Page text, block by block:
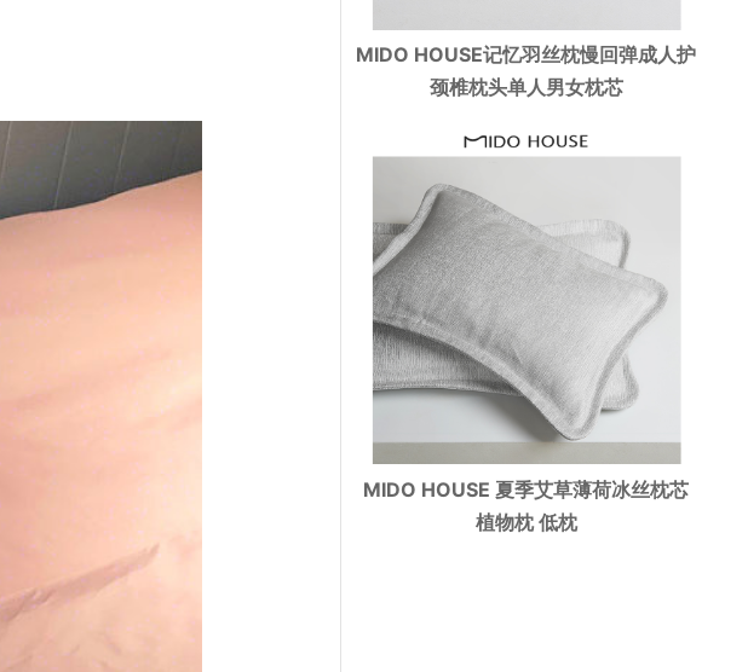
MIDO HOUSE记忆羽丝枕慢回弹成人护
颈椎枕头单人男女枕芯
MIDO HOUSE 夏季艾草薄荷冰丝枕芯
植物枕 低枕